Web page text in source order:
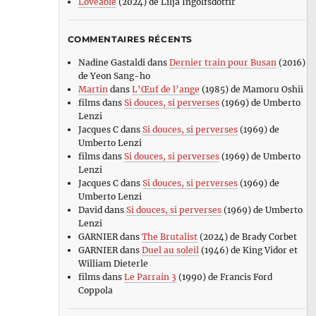
COMMENTAIRES RÉCENTS
Nadine Gastaldi dans Dernier train pour Busan (2016)
de Yeon Sang-ho
Martin dans L’Œuf de l’ange (1985) de Mamoru Oshii
filmsdans Si douces, si perverses(1969) de Umberto
Lenzi
Jacques Cdans Si douces, si perverses(1969) de
Umberto Lenzi
filmsdans Si douces, si perverses(1969) de Umberto
Lenzi
Jacques Cdans Si douces, si perverses(1969) de
Umberto Lenzi
David dans Si douces, si perverses(1969) de Umberto
Lenzi
GARNIERdans The Brutalist(2024) de Brady Corbet
GARNIERdans Duel au soleil (1946) de King Vidor et
William Dieterle
filmsdans Le Parrain 3 (1990) de Francis Ford
Coppola